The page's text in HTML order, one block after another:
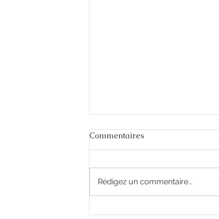
Commentaires
Rédigez un commentaire...